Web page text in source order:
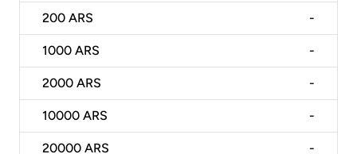
200 ARS -
1000 ARS -
2000 ARS -
10000 ARS -
20000 ARS -